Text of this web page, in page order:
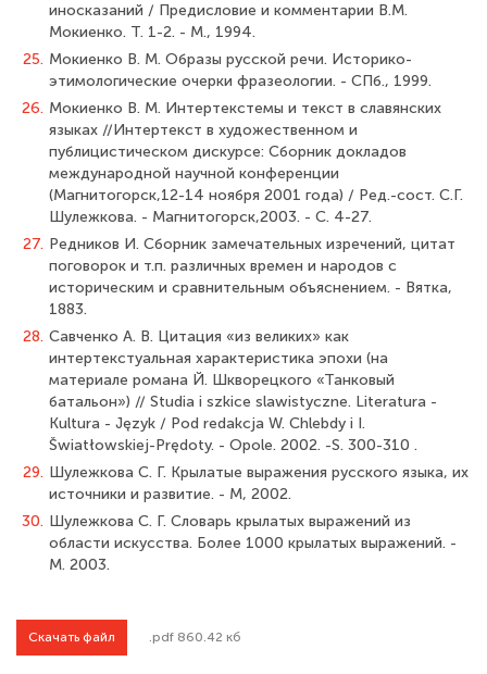
иносказаний / Предисловие и комментарии В.М.
Мокиенко. Т. 1-2. - М., 1994.
25. Мокиенко В. М. Образы русской речи. Историко-
этимологические очерки фразеологии. - СПб., 1999.
26. Мокиенко В. М. Интертекстемы и текст в славянских
языках //Интертекст в художественном и
публицистическом дискурсе: Сборник докладов
международной научной конференции
(Магнитогорск,12-14 ноября 2001 года) / Ред.-сост. С.Г.
Шулежкова. - Магнитогорск,2003. - С. 4-27.
27. Редников И. Сборник замечательных изречений, цитат
поговорок и т.п. различных времен и народов с
историческим и сравнительным объяснением. - Вятка,
1883.
28. Савченко А. В. Цитация «из великих» как
интертекстуальная характеристика эпохи (на
материале романа Й. Шкворецкого «Танковый
батальон») // Studia i szkice slawistyczne. Literatura -
Kultura - Język / Pod redakcja W. Chlebdy i I.
Šwiatłowskiej-Prędoty. - Opole. 2002. -S. 300-310 .
29. Шулежкова С. Г. Крылатые выражения русского языка, их
источники и развитие. - М, 2002.
30. Шулежкова С. Г. Словарь крылатых выражений из
области искусства. Более 1000 крылатых выражений. -
М. 2003.
Скачать файл .pdf 860.42 кб